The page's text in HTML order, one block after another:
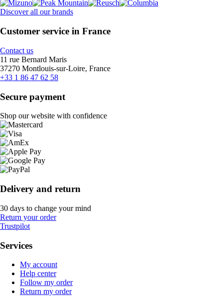
Discover all our brands
Customer service in France
Contact us
11 rue Bernard Maris
37270 Montlouis-sur-Loire, France
+33 1 86 47 62 58
Secure payment
Shop our website with confidence
Delivery and return
30 days to change your mind
Return your order
Trustpilot
Services
My account
Help center
Follow my order
Return my order